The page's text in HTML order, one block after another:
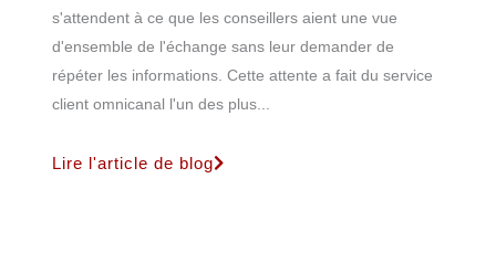
s'attendent à ce que les conseillers aient une vue
d'ensemble de l'échange sans leur demander de
répéter les informations. Cette attente a fait du service
client omnicanal l'un des plus...
Lire l'article de blog